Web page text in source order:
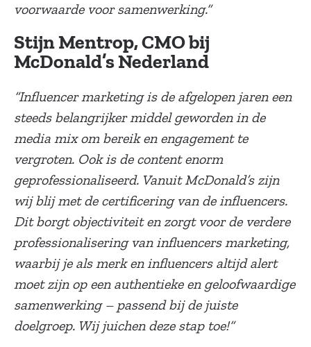
voorwaarde voor samenwerking.”
Stijn Mentrop, CMO bij
McDonald’s Nederland
“Influencer marketing is de afgelopen jaren een
steeds belangrijker middel geworden in de
media mix om bereik en engagement te
vergroten. Ook is de content enorm
geprofessionaliseerd. Vanuit McDonald’s zijn
wij blij met de certificering van de influencers.
Dit borgt objectiviteit en zorgt voor de verdere
professionalisering van influencers marketing,
waarbij je als merk en influencers altijd alert
moet zijn op een authentieke en geloofwaardige
samenwerking – passend bij de juiste
doelgroep. Wij juichen deze stap toe!”